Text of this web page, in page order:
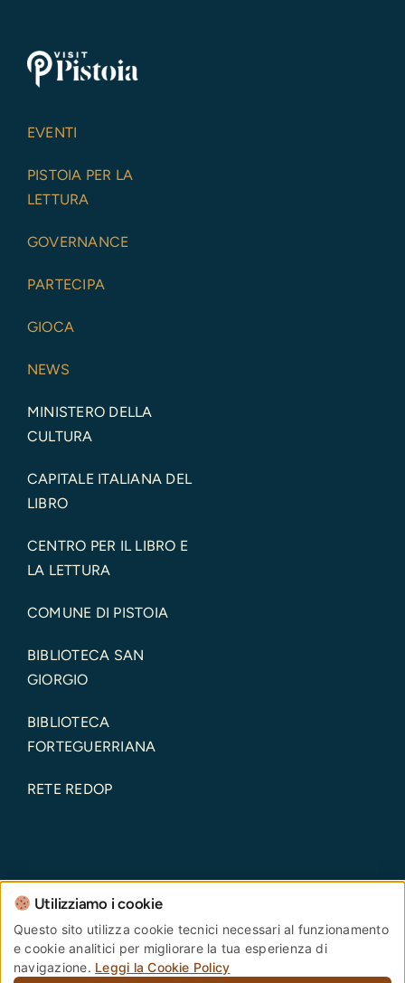
EVENTI
PISTOIA PER LA
LETTURA
GOVERNANCE
PARTECIPA
GIOCA
NEWS
MINISTERO DELLA
CULTURA
CAPITALE ITALIANA DEL
LIBRO
CENTRO PER IL LIBRO E
LA LETTURA
COMUNE DI PISTOIA
BIBLIOTECA SAN
GIORGIO
BIBLIOTECA
FORTEGUERRIANA
RETE REDOP
Comune di Pistoia – Piazza del Duomo, 1 – 51100 –
Pistoia – Codice Fiscale: 00108690470 Partita IVA:
00108690470
Utilizziamo i cookie
Questo sito utilizza cookie tecnici necessari al funzionamento
e cookie analitici per migliorare la tua esperienza di
navigazione. Leggi la Cookie Policy